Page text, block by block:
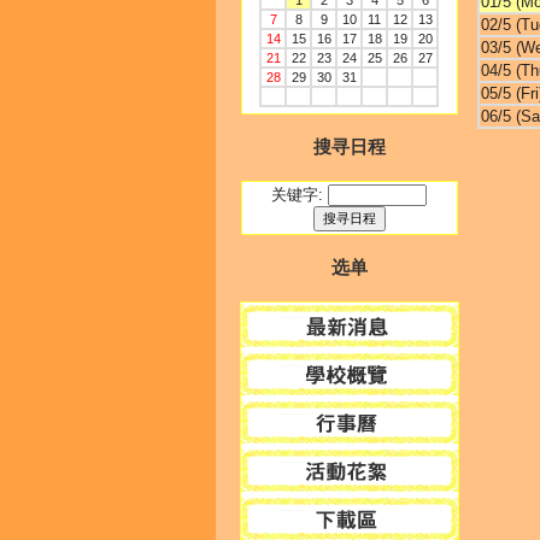
7
8 9 10 11 12
13
14
15 16 17 18 19
20
21
22 23 24 25 26
27
28
29 30 31
搜寻日程
关键字:
选单
02/5
03/5
04/5
05/5
06/5